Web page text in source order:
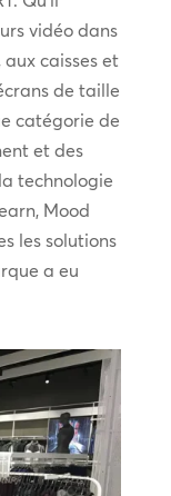
vidéo dans
caisses et
de taille
catégorie de
et des
technologie
Mood
les solutions
a eu